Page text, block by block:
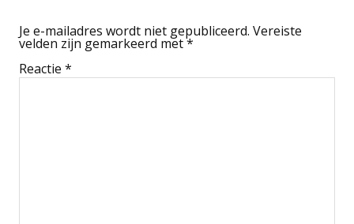
Je e-mailadres wordt niet gepubliceerd. Vereiste
velden zijn gemarkeerd met*
Reactie *